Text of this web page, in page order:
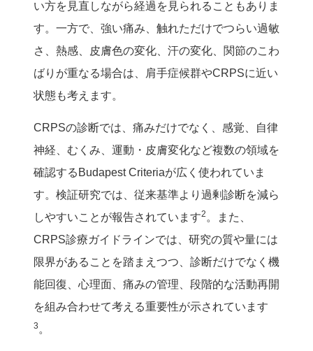
い方を見直しながら経過を見られることもありま
す。一方で、強い痛み、触れただけでつらい過敏
さ、熱感、皮膚色の変化、汗の変化、関節のこわ
ばりが重なる場合は、肩手症候群やCRPSに近い
状態も考えます。
CRPSの診断では、痛みだけでなく、感覚、自律
神経、むくみ、運動・皮膚変化など複数の領域を
確認するBudapest Criteriaが広く使われていま
す。検証研究では、従来基準より過剰診断を減ら
しやすいことが報告されています2 。また、
CRPS診療ガイドラインでは、研究の質や量には
限界があることを踏まえつつ、診断だけでなく機
能回復、心理面、痛みの管理、段階的な活動再開
を組み合わせて考える重要性が示されています
3 。